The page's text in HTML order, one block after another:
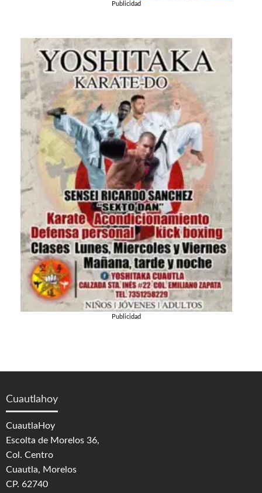
Publicidad
Publicidad
Cuautlahoy
CuautlaHoy
Escolta de Morelos 36,
Col. Centro
Cuautla, Morelos
CP. 62740